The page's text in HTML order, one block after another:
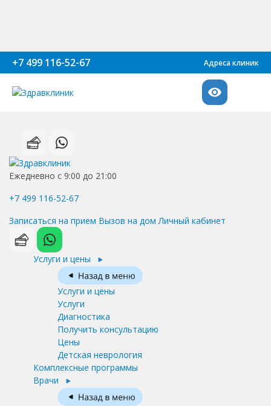
+7 499 116-52-67 Адреса клиник
Ежедневно с 9:00 до 21:00
+7 499 116-52-67
Записаться на прием Вызов на дом Личный кабинет
Услуги и цены
Услуги и цены
Услуги
Диагностика
Получить консультацию
Цены
Детская неврология
Комплексные программы
Врачи